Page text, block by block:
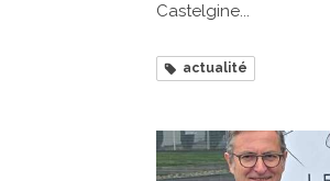
Castelgine...
actualité